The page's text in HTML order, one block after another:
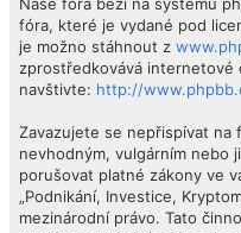
fóra, které je vydané pod
je možno stáhnout z
zprostředkovává internetové
navštivte: http://
Zavazujete se nepřispívat na
nevhodným, vulgárním nebo
porušovat platné zákony ve
„Podnikání, Investice,
mezinárodní právo. Tato